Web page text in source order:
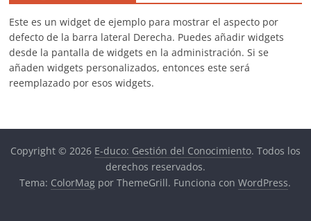
Este es un widget de ejemplo para mostrar el aspecto por
defecto de la barra lateral Derecha. Puedes añadir widgets
desde la pantalla de widgets en la administración. Si se
añaden widgets personalizados, entonces este será
reemplazado por esos widgets.
Copyright © 2026 E-duco: Gestión del Conocimiento. Todos los
derechos reservados.
Tema: ColorMag por ThemeGrill. Funciona conWordPress.